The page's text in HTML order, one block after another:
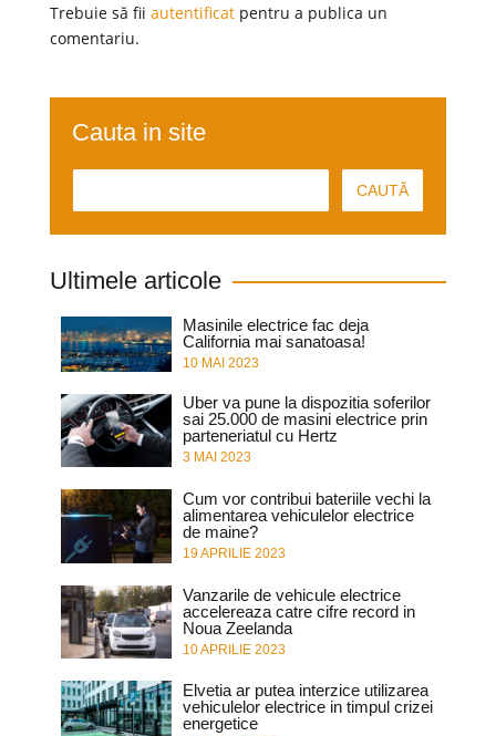
Trebuie să fii autentificatpentru a publica un
comentariu.
Cauta in site
Ultimele articole
Masinile electrice fac deja
California mai sanatoasa!
10 MAI 2023
Uber va pune la dispozitia soferilor
sai 25.000 de masini electrice prin
parteneriatul cu Hertz
3 MAI 2023
Cum vor contribui bateriile vechi la
alimentarea vehiculelor electrice
de maine?
19 APRILIE 2023
Vanzarile de vehicule electrice
accelereaza catre cifre record in
Noua Zeelanda
10 APRILIE 2023
Elvetia ar putea interzice utilizarea
vehiculelor electrice in timpul crizei
energetice